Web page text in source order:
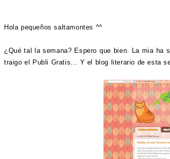
Hola pequeños saltamontes ^^
¿Qué tal la semana? Espero que bien. La mia ha
traigo el Publi Gratis... Y el blog literario de esta